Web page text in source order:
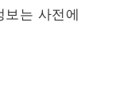
보는 사전에